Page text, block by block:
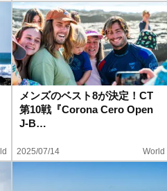
メンズのベスト8が決定！CT
第10戦『Corona Cero Open
J-B…
2025/07/14 World
US ON